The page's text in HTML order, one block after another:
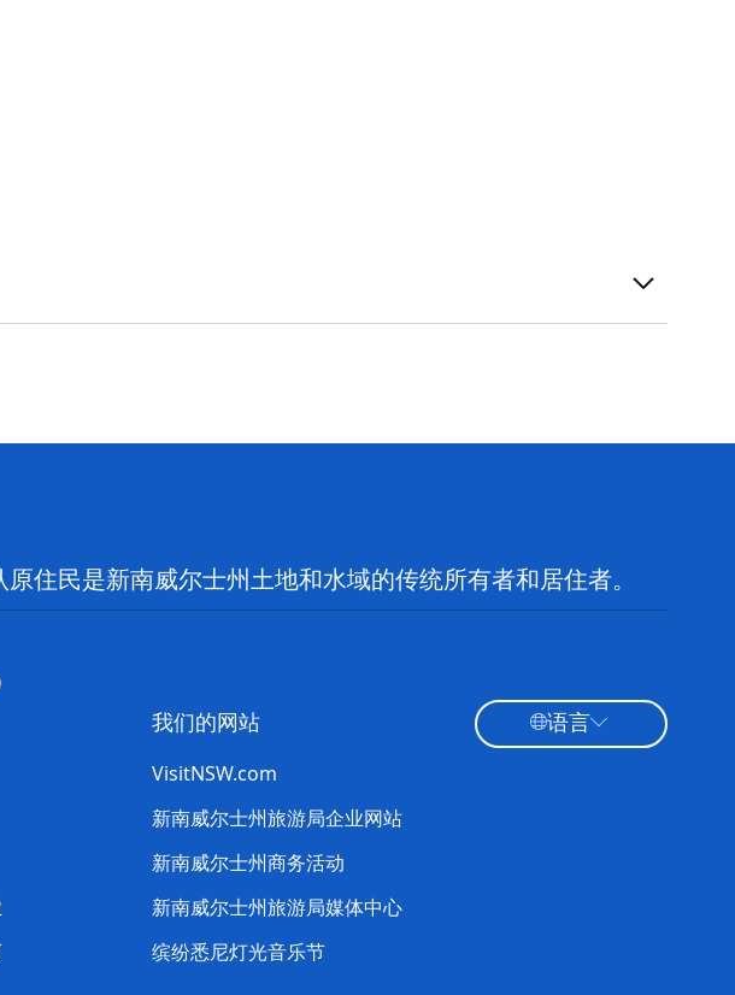
住民是新南威尔士州土地和水域的传统所有者和居住者。
我们的网站
VisitNSW.com
新南威尔士州旅游局企业网站
新南威尔士州商务活动
新南威尔士州旅游局媒体中心
缤纷悉尼灯光音乐节
语言